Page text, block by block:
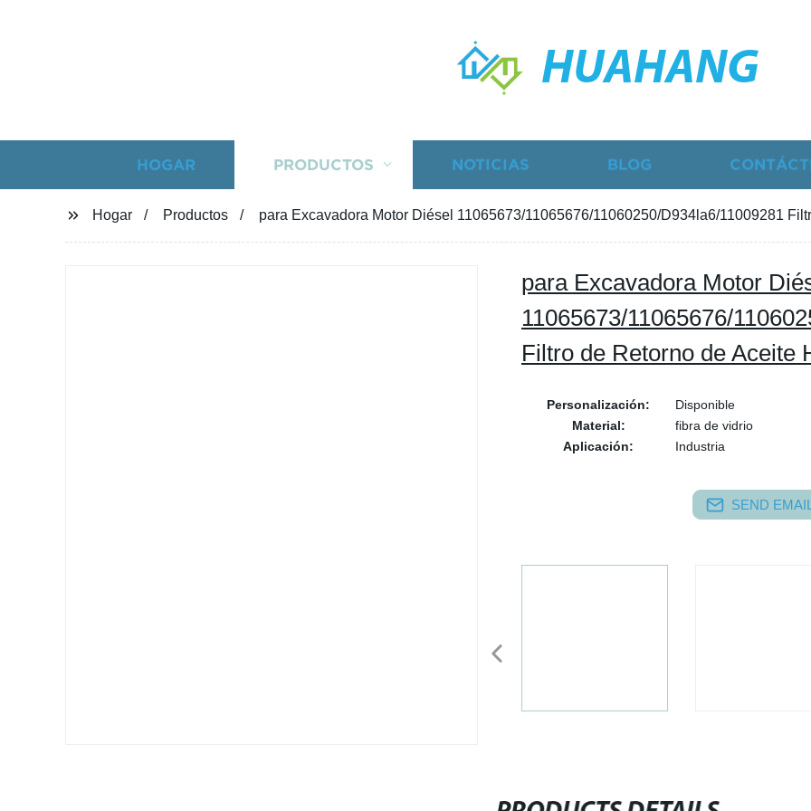
HUAHANG
HOGAR PRODUCTOS NOTICIAS BLOG
Hogar Productos para Excavadora Motor Diésel 11065673/11065676/11060250/D934la6/11009281
para Excavadora Motor
11065673/11065676/
Filtro de Retorno de Aceite
Personalización:
Disponible
Material:
fibra de vidrio
Aplicación:
Industria
SEND